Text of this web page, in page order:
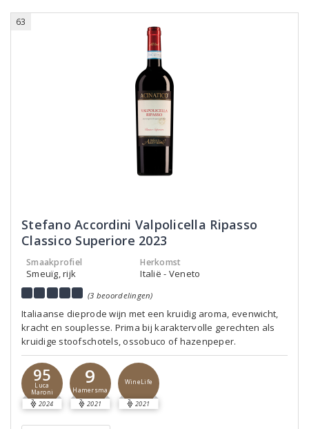
63
Stefano Accordini Valpolicella Ripasso
Classico Superiore 2023
Smaakprofiel
Smeuïg, rijk
Herkomst
Italië - Veneto
(3 beoordelingen)
Italiaanse dieprode wijn met een kruidig aroma, evenwicht,
kracht en souplesse. Prima bij karaktervolle gerechten als
kruidige stoofschotels, ossobuco of hazenpeper.
95
Luca
Maroni
2024
9
Hamersma
2021
WineLife
2021